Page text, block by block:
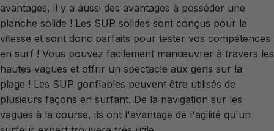
avantages, il y a aussi des avantages à posséder une
planche solide ! Les SUP solides sont conçus pour la
vitesse et sont donc parfaits pour tester vos compétences
en surf ! Vous pouvez facilement manœuvrer à travers les
hautes vagues et offrir un spectacle aux gens sur la
plage ! Les SUP gonflables peuvent être utilisés de
plusieurs façons en surfant. De la navigation sur les
vagues à la course, ils ont l'avantage de l'agilité qu'un